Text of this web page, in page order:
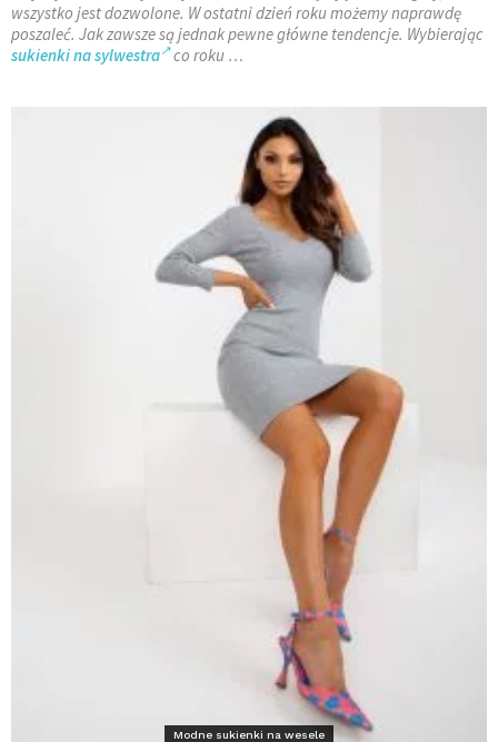
wszystko jest dozwolone. W ostatni dzień roku możemy naprawdę
poszaleć. Jak zawsze są jednak pewne główne tendencje. Wybierając
sukienki na sylwestra co roku …
Modne sukienki na wesele